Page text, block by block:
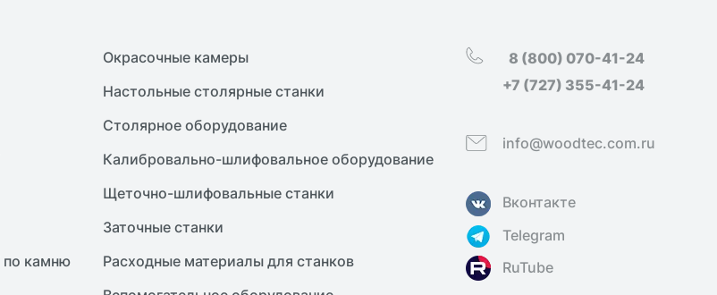
по камню
Окрасочные камеры
Настольные столярные станки
Столярное оборудование
Калибровально-шлифовальное оборудование
Щеточно-шлифовальные станки
Заточные станки
Расходные материалы для станков
8 (800) 070-41-24
+7 (727) 355-41-24
info@woodtec.com.ru
Вконтакте
Telegram
RuTube